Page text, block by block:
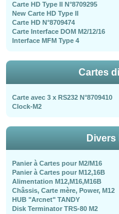
Carte HD Type II N°8709295
New Carte HD Type II
Carte HD N°8709474
Carte Interface DOM M2/12/16
Interface MFM Type 4
Cartes
Carte avec 3 x RS232 N°8709410
Clock-M2
Divers
Panier à Cartes pour M2/M16
Panier à Cartes pour M12,16B
Alimentation M12,M16,M16B
Châssis, Carte mère, Power, M12
HUB "Arcnet" TANDY
Disk Terminator TRS-80 M2